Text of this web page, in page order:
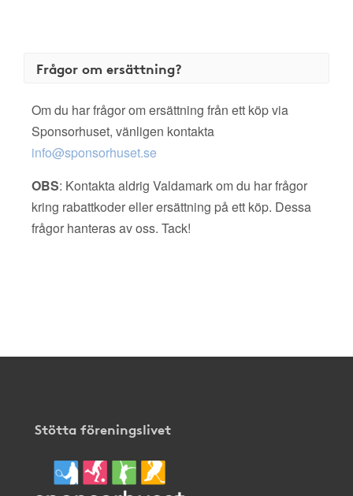
Frågor om ersättning?
Om du har frågor om ersättning från ett köp via
Sponsorhuset, vänligen kontakta
info@sponsorhuset.se
OBS: Kontakta aldrig Valdamark om du har frågor
kring rabattkoder eller ersättning på ett köp. Dessa
frågor hanteras av oss. Tack!
Stötta föreningslivet